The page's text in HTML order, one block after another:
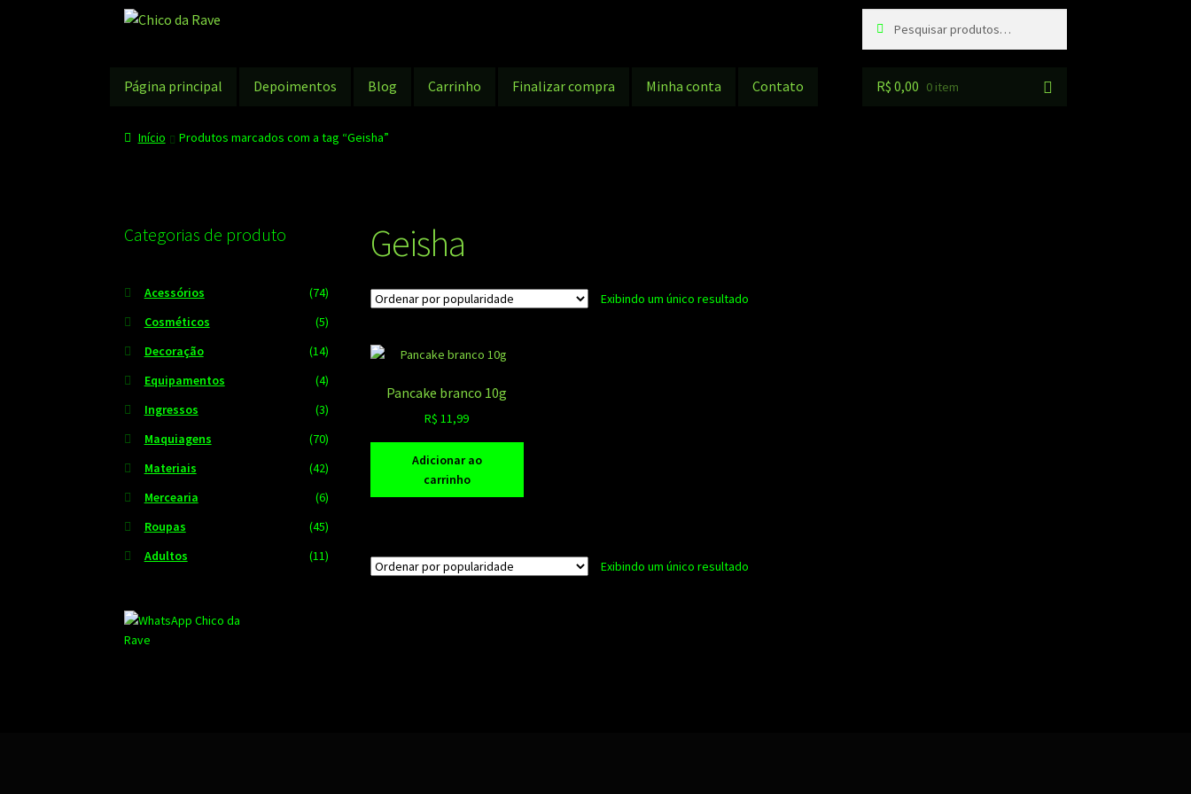
Pular
Pular
conteúdo
por:
Página principal Depoimentos Blog Carrinho Finalizar compra Minha conta Contato R$ 0,00 0 item
Início Produtos marcados com a tag “Geisha”
Geisha
Exibindo um único resultado
Pancake branco 10g
R$ 11,99
Adicionar ao
carrinho
Exibindo um único resultado
Categorias de produto
Acessórios
(74)
Cosméticos
(5)
Decoração
(14)
Equipamentos
(4)
Ingressos
(3)
Maquiagens
(70)
Materiais
(42)
Mercearia
(6)
Roupas
(45)
Adultos
(11)